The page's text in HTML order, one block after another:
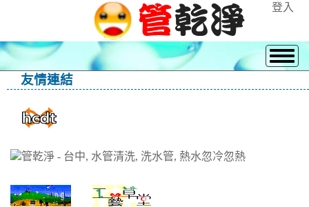
登入
友情連結